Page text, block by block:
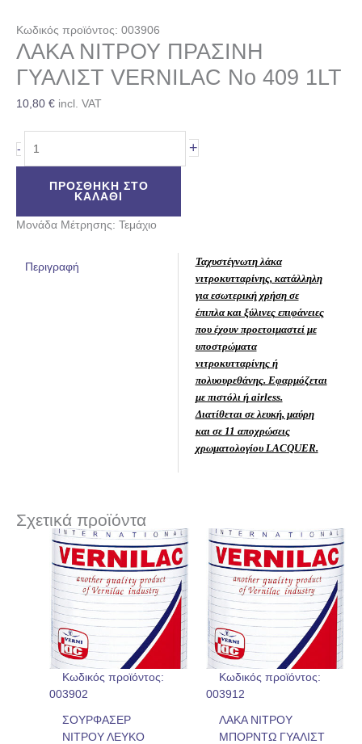
Κωδικός προϊόντος: 003906
ΛΑΚΑ ΝΙΤΡΟΥ ΠΡΑΣΙΝΗ
ΓΥΑΛΙΣΤ VERNILAC No 409 1LT
10,80 € incl. VAT
- +
ΠΡΟΣΘΉΚΗ ΣΤΟ
ΚΑΛΆΘΙ
Μονάδα Μέτρησης: Τεμάχιο
Περιγραφή
Ταχυστέγνωτη λάκα
νιτροκυτταρίνης, κατάλληλη
για εσωτερική χρήση σε
έπιπλα και ξύλινες επιφάνειες
που έχουν προετοιμαστεί με
υποστρώματα
νιτροκυτταρίνης ή
πολυουρεθάνης. Εφαρμόζεται
με πιστόλι ή airless.
Διατίθεται σε λευκή, μαύρη
και σε 11 αποχρώσεις
χρωματολογίου LACQUER.
Σχετικά προϊόντα
Κωδικός προϊόντος:
003902
ΣΟΥΡΦΑΣΕΡ
ΝΙΤΡΟΥ ΛΕΥΚΟ
Κωδικός προϊόντος:
003912
ΛΑΚΑ ΝΙΤΡΟΥ
ΜΠΟΡΝΤΩ ΓΥΑΛΙΣΤ